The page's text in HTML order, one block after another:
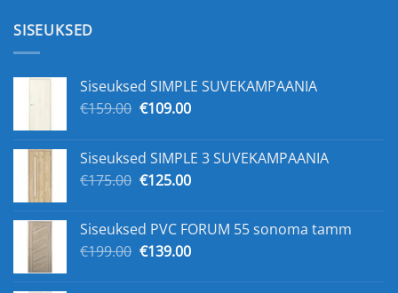
SISEUKSED
Siseuksed SIMPLE SUVEKAMPAANIA
€159.00 Первоначальная
€159.00.
€109.00Текущая
Siseuksed SIMPLE 3 SUVEKAMPAANIA
€175.00 Первоначальная
€175.00.
€125.00Текущая
Siseuksed PVC FORUM 55 sonoma tamm
€199.00 Первоначальная
€139.00Текущая